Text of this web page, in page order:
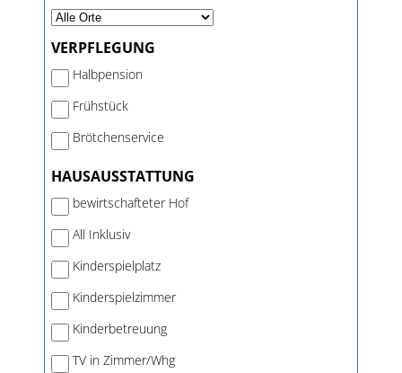
VERPFLEGUNG
Halbpension
Frühstück
Brötchenservice
HAUSAUSSTATTUNG
bewirtschafteter Hof
All Inklusiv
Kinderspielplatz
Kinderspielzimmer
Kinderbetreuung
TV in Zimmer/Whg